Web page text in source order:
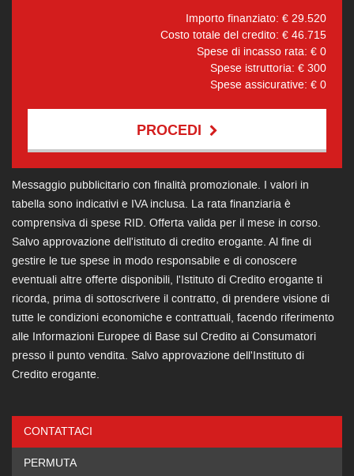
Importo finanziato: € 29.520
Costo totale del credito: € 46.715
Spese di incasso rata: € 0
Spese istruttoria: € 300
Spese assicurative: € 0
PROCEDI
Contattaci
Ho letto e accettol'informativa privacy*
Acconsento al trattamento dei miei dati per finalità di
Messaggio pubblicitario con finalità promozionale. I valori in
tabella sono indicativi e IVA inclusa. La rata finanziaria è
comprensiva di spese RID. Offerta valida per il mese in corso.
Salvo approvazione dell'istituto di credito erogante. Al fine di
gestire le tue spese in modo responsabile e di conoscere
eventuali altre offerte disponibili, l'Istituto di Credito erogante ti
ricorda, prima di sottoscrivere il contratto, di prendere visione di
tutte le condizioni economiche e contrattuali, facendo riferimento
alle Informazioni Europee di Base sul Credito ai Consumatori
presso il punto vendita. Salvo approvazione dell'Instituto di
Credito erogante.
CONTATTACI
PERMUTA